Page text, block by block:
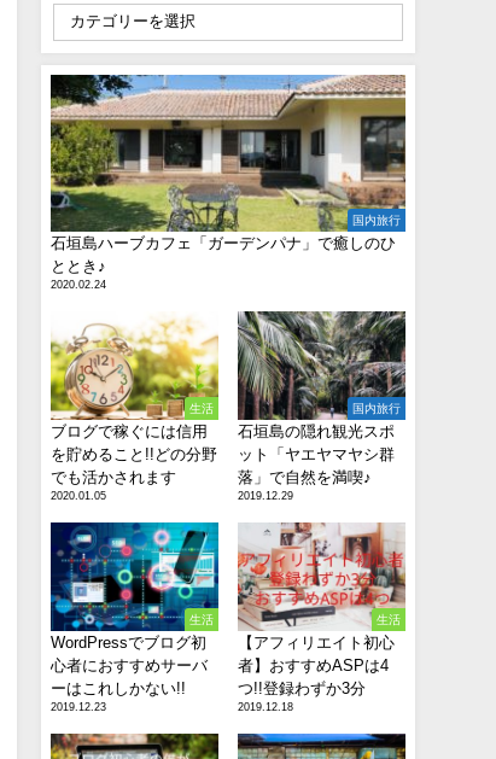
国内旅行
石垣島ハーブカフェ「ガーデンパナ」で癒しのひ
ととき♪
2020.02.24
生活
ブログで稼ぐには信用
を貯めること!!どの分野
でも活かされます
2020.01.05
国内旅行
石垣島の隠れ観光スポ
ット「ヤエヤマヤシ群
落」で自然を満喫♪
2019.12.29
生活
WordPressでブログ初
心者におすすめサーバ
ーはこれしかない!!
2019.12.23
生活
【アフィリエイト初心
者】おすすめASPは4
つ!!登録わずか3分
2019.12.18